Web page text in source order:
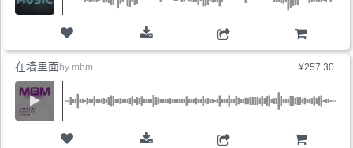
¥257.30
在墙里面by mbm